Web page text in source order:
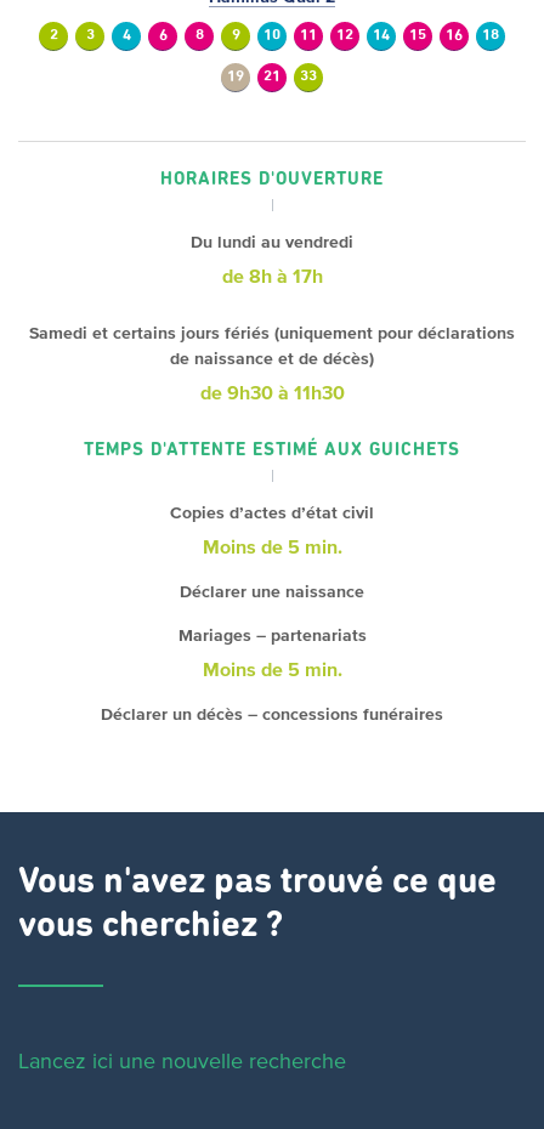
2 3 4 6 8 9 10 11 12 14 15 16 18
19 21 33
HORAIRES D'OUVERTURE
Du lundi au vendredi
de 8h à 17h
Samedi et certains jours fériés (uniquement pour déclarations
de naissance et de décès)
de 9h30 à 11h30
TEMPS D'ATTENTE ESTIMÉ AUX GUICHETS
Copies d’actes d’état civil
Moins de 5 min.
Déclarer une naissance
Mariages – partenariats
Moins de 5 min.
Déclarer un décès – concessions funéraires
Vous n'avez pas trouvé ce que
vous cherchiez ?
Lancez ici une nouvelle recherche